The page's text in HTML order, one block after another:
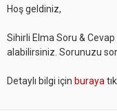
Hoş geldiniz,
Sihirli Elma Soru & Cevap
alabilirsiniz. Sorunuzu
Detaylı bilgi için buraya